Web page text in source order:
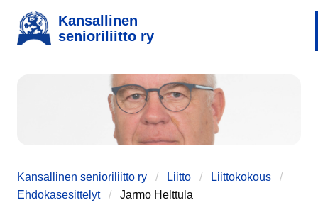
Kansallinen
senioriliitto ry
Kansallinen senioriliitto ry Liitto
Liittokokous
Ehdokasesittelyt
Jarmo Helttula